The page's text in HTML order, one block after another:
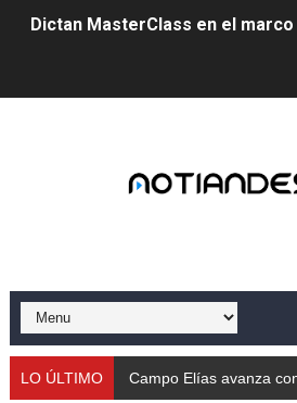
Dictan MasterClass en el
Gobernador Arnaldo Sánchez
Mérida fortalece su reserva
Gobernación de Mérida
LO ÚLTIMO Campo Elías avanza